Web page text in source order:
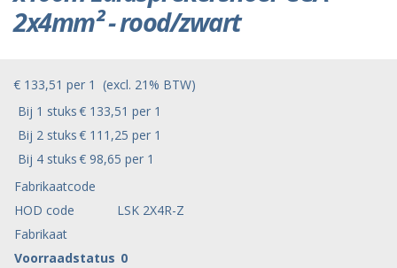
2x4mm² - rood/zwart
€ 133,51 per 1 (excl. 21% BTW)
Bij 1 stuks€ 133,51 per 1
Bij 2 stuks€ 111,25 per 1
Bij 4 stuks€ 98,65 per 1
Fabrikaatcode
HOD code
LSK 2X4R-Z
Fabrikaat
Voorraadstatus 0